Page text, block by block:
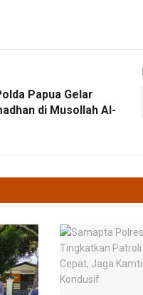
Papua Gelar
di Musollah Al-